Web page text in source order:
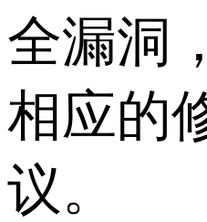
全漏洞
相应的
议。